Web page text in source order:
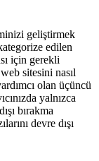
geliştirmek
edilen
için gerekli
sitesini nasıl
olan üçüncü
yalnızca
bırakma
devre dışı